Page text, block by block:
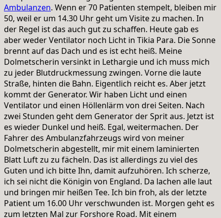
Ambulanzen. Wenn er 70 Patienten stempelt, bleiben mir
50, weil er um 14.30 Uhr geht um Visite zu machen. In
der Regel ist das auch gut zu schaffen. Heute gab es
aber weder Ventilator noch Licht in Tikia Para. Die Sonne
brennt auf das Dach und es ist echt heiß. Meine
Dolmetscherin versinkt in Lethargie und ich muss mich
zu jeder Blutdruckmessung zwingen. Vorne die laute
Straße, hinten die Bahn. Eigentlich reicht es. Aber jetzt
kommt der Generator. Wir haben Licht und einen
Ventilator und einen Höllenlärm von drei Seiten. Nach
zwei Stunden geht dem Generator der Sprit aus. Jetzt ist
es wieder Dunkel und heiß. Egal, weitermachen. Der
Fahrer des Ambulanzfahrzeugs wird von meiner
Dolmetscherin abgestellt, mir mit einem laminierten
Blatt Luft zu zu fächeln. Das ist allerdings zu viel des
Guten und ich bitte Ihn, damit aufzuhören. Ich scherze,
ich sei nicht die Königin von England. Da lachen alle laut
und bringen mir heißen Tee. Ich bin froh, als der letzte
Patient um 16.00 Uhr verschwunden ist. Morgen geht es
zum letzten Mal zur Forshore Road. Mit einem